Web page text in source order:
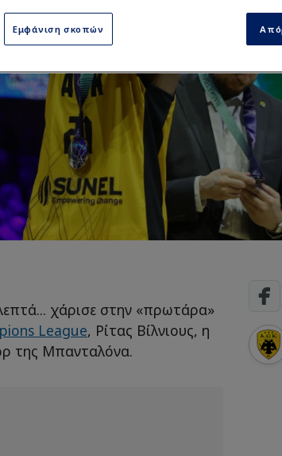
χάρισε στην «πρωτάρα»
League, Ρίτας Βίλνιους, η
της Μπανταλόνα.
Εμφάνιση σκοπών